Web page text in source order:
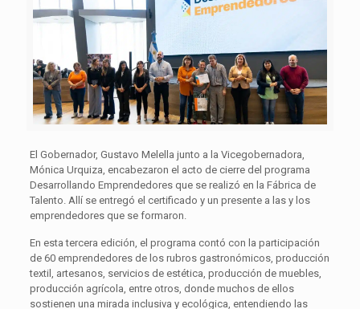
El Gobernador, Gustavo Melella junto a la Vicegobernadora,
Mónica Urquiza, encabezaron el acto de cierre del programa
Desarrollando Emprendedores que se realizó en la Fábrica de
Talento. Allí se entregó el certificado y un presente a las y los
emprendedores que se formaron.
En esta tercera edición, el programa contó con la participación
de 60 emprendedores de los rubros gastronómicos, producción
textil, artesanos, servicios de estética, producción de muebles,
producción agrícola, entre otros, donde muchos de ellos
sostienen una mirada inclusiva y ecológica, entendiendo las